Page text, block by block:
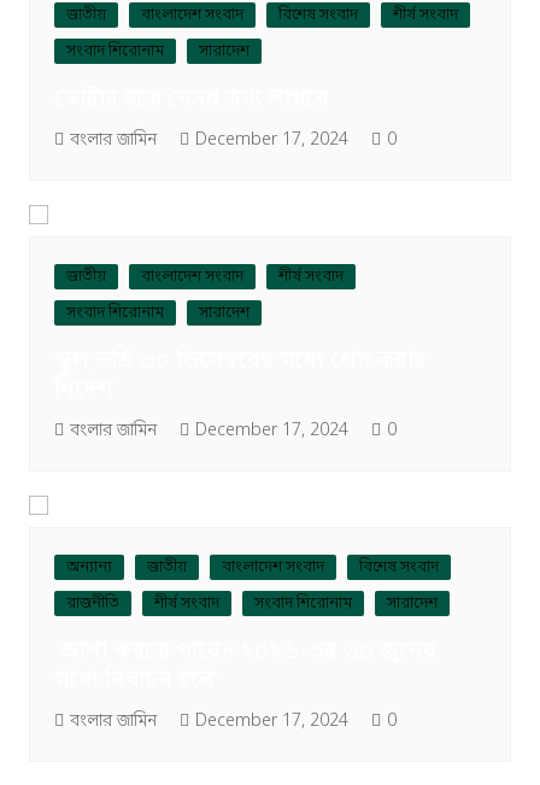
জাতীয় বাংলাদেশ সংবাদ বিশেষ সংবাদ
শীর্ষ সংবাদ
সংবাদ শিরোনাম
সারাদেশ
বংলার জামিন December 17, 2024 0
জাতীয় বাংলাদেশ সংবাদ
শীর্ষ সংবাদ
সংবাদ শিরোনাম
সারাদেশ
বংলার জামিন December 17, 2024 0
অন্যান্য জাতীয় বাংলাদেশ সংবাদ
বিশেষ সংবাদ
রাজনীতি
শীর্ষ সংবাদ সংবাদ শিরোনাম সারাদেশ
বংলার জামিন December 17, 2024 0